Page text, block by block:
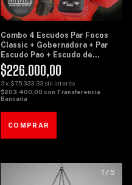
Combo 4 Escudos Par Focos
Classic + Gobernadora + Par
Escudo Pao + Escudo de
Potencia Grande - Lobizon
$226.000,00
3x $75.333,33 sin interés
$203.400,00 con Transferencia
Bancaria
1 / 5